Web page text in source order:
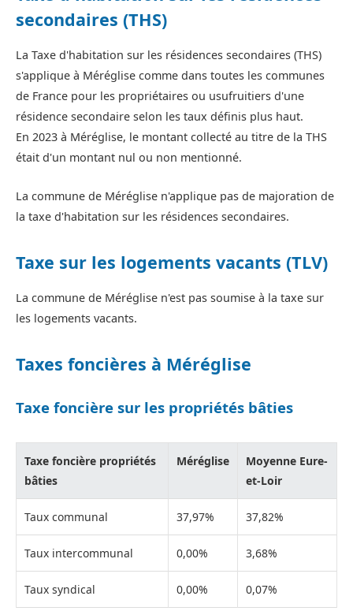
secondaires (THS)
La Taxe d'habitation sur les résidences secondaires (THS)
s'applique à Méréglise comme dans toutes les communes
de France pour les propriétaires ou usufruitiers d'une
résidence secondaire selon les taux définis plus haut.
En 2023 à Méréglise, le montant collecté au titre de la THS
était d'un montant nul ou non mentionné.
La commune de Méréglise n'applique pas de majoration de
la taxe d'habitation sur les résidences secondaires.
Taxe sur les logements vacants (TLV)
La commune de Méréglise n'est pas soumise à la taxe sur
les logements vacants.
Taxes foncières à Méréglise
Taxe foncière sur les propriétés bâties
Taxe foncière propriétés
bâties
Méréglise
Moyenne Eure-
et-Loir
Taux communal 37,97% 37,82%
Taux intercommunal 0,00% 3,68%
Taux syndical 0,00% 0,07%